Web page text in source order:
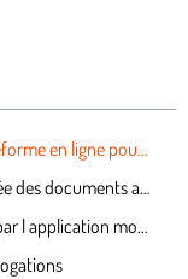
Myadequat : la plateforme en ligne pour gérer ses contrats et salaires
La gestion centralisée des documents administratifs facilite le quotidien des intérimaires
La mobilité offerte par l application mobile garantit une autonomie totale en mission